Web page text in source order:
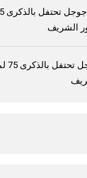
جوجل
الشريف
جوجل